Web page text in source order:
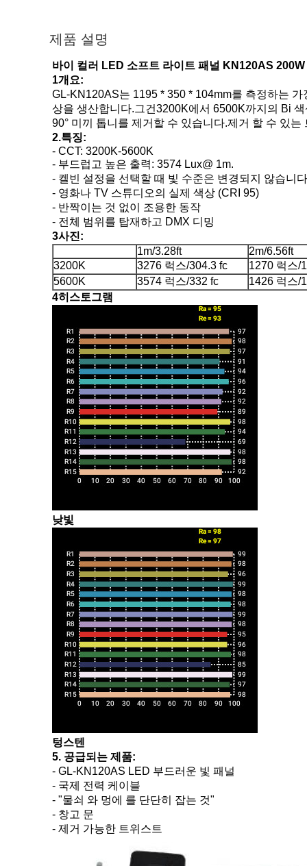
제품 설명
바이 컬러 LED 소프트 라이트 패널 KN120AS
1개요:
GL-KN120AS는 1195 * 350 * 104mm를 측정하는
상을 생산합니다.그건3200K에서 6500K까지의 Bi
90° 미끼 톱니를 제거할 수 있습니다.제거 할 수 있는
2.특징:
- CCT: 3200K-5600K
- 부드럽고 높은 출력: 3574 Lux@ 1m.
- 켈빈 설정을 선택할 때 빛 수준은 변경되지 않습니다
- 영화나 TV 스튜디오의 실제 색상 (CRI 95)
- 반짝이는 것 없이 조용한 동작
- 전체 범위를 탑재하고 DMX 디밍
3사진:
1m/3.28ft
2m/6.56ft
3200K
3276 럭스/304.3 fc
1270 럭스/
5600K
3574 럭스/332 fc
1426 럭스/
4히스토그램
낮빛
텅스텐
5. 공급되는 제품:
- GL-KN120AS LED 부드러운 빛 패널
- 국제 전력 케이블
- "물쇠 와 멍에 를 단단히 잡는 것"
- 창고 문
- 제거 가능한 트위스트